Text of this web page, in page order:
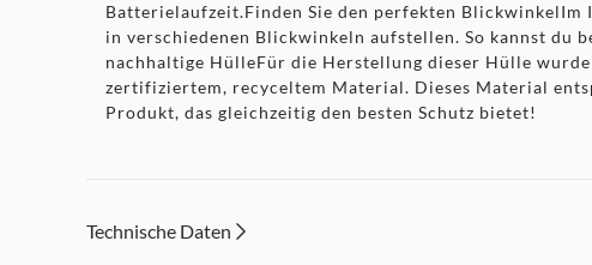
Batterielaufzeit.Finden Sie den perfekten BlickwinkelIm
in verschiedenen Blickwinkeln aufstellen. So kannst du
nachhaltige HülleFür die Herstellung dieser Hülle
zertifiziertem, recyceltem Material. Dieses Material
Produkt, das gleichzeitig den besten Schutz bietet!
Technische Daten